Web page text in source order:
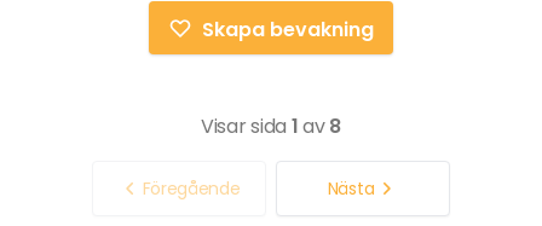
Skapa bevakning
Visar sida 1av8
Föregående Nästa